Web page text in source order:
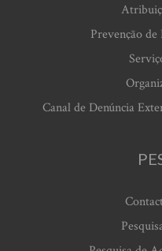
Prevenção
Canal de Denúncia